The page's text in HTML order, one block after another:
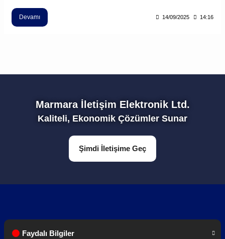
Devamı 14/09/2025 14:16
Marmara İletişim Elektronik Ltd.
Kaliteli, Ekonomik Çözümler Sunar
Şimdi İletişime Geç
Faydalı Bilgiler